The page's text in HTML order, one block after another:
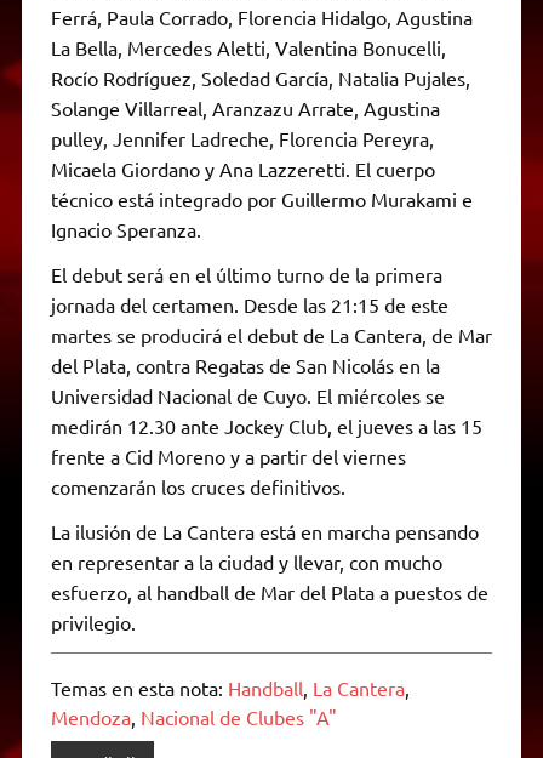
Ferrá, Paula Corrado, Florencia Hidalgo, Agustina
La Bella, Mercedes Aletti, Valentina Bonucelli,
Rocío Rodríguez, Soledad García, Natalia Pujales,
Solange Villarreal, Aranzazu Arrate, Agustina
pulley, Jennifer Ladreche, Florencia Pereyra,
Micaela Giordano y Ana Lazzeretti. El cuerpo
técnico está integrado por Guillermo Murakami e
Ignacio Speranza.
El debut será en el último turno de la primera
jornada del certamen. Desde las 21:15 de este
martes se producirá el debut de La Cantera, de Mar
del Plata, contra Regatas de San Nicolás en la
Universidad Nacional de Cuyo. El miércoles se
medirán 12.30 ante Jockey Club, el jueves a las 15
frente a Cid Moreno y a partir del viernes
comenzarán los cruces definitivos.
La ilusión de La Cantera está en marcha pensando
en representar a la ciudad y llevar, con mucho
esfuerzo, al handball de Mar del Plata a puestos de
privilegio.
Temas en esta nota: Handball La Cantera,
Mendoza, Nacional de Clubes "A"